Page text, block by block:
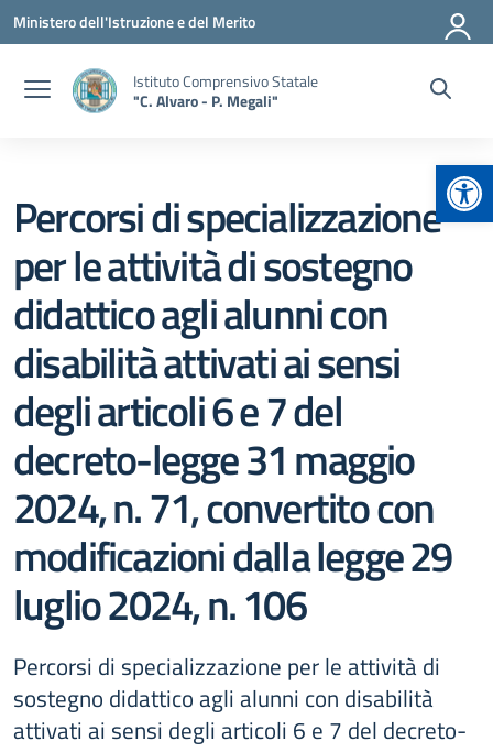
Vai ai contenuti
Vai al menu di navigazione
Vai al footer
Ministero dell'Istruzione e del Merito
Istituto Comprensivo Statale
"C. Alvaro - P. Megali"
Percorsi di specializzazione
per le attività di sostegno
didattico agli alunni con
disabilità attivati ai sensi
degli articoli 6 e 7 del
decreto-legge 31 maggio
2024, n. 71, convertito con
modificazioni dalla legge 29
luglio 2024, n. 106
Percorsi di specializzazione per le attività di
sostegno didattico agli alunni con disabilità
attivati ai sensi degli articoli 6 e 7 del decreto-